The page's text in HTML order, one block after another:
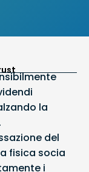
la
del
fisica socia
i